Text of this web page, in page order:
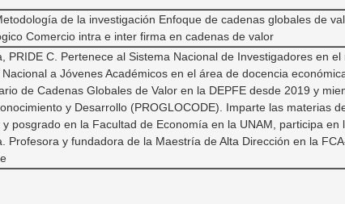
de la investigación Enfoque de cadenas globales de
Comercio intra e inter firma en cadenas de valor
PRIDE C. Pertenece al Sistema Nacional de Investigadores en el
a Jóvenes Académicos en el área de docencia
de Cadenas Globales de Valor en la DEPFE desde 2019 y
y Desarrollo (PROGLOCODE). Imparte las materias
posgrado en la Facultad de Economía en la UNAM, participa en
Profesora y fundadora de la Maestría de Alta Dirección en la